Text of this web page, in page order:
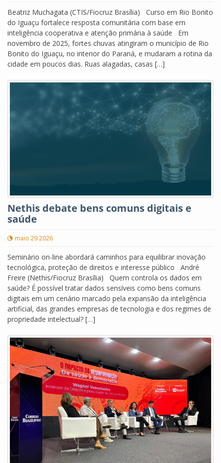
Beatriz Muchagata (CTIS/Fiocruz Brasília) Curso em Rio Bonito
do Iguaçu fortalece resposta comunitária com base em
inteligência cooperativa e atenção primária à saúde Em
novembro de 2025, fortes chuvas atingiram o município de Rio
Bonito do Iguaçu, no interior do Paraná, e mudaram a rotina da
cidade em poucos dias. Ruas alagadas, casas […]
Nethis debate bens comuns digitais e
saúde
maio 29 2026
Seminário on-line abordará caminhos para equilibrar inovação
tecnológica, proteção de direitos e interesse público André
Freire (Nethis/Fiocruz Brasília) Quem controla os dados em
saúde? É possível tratar dados sensíveis como bens comuns
digitais em um cenário marcado pela expansão da inteligência
artificial, das grandes empresas de tecnologia e dos regimes de
propriedade intelectual? […]